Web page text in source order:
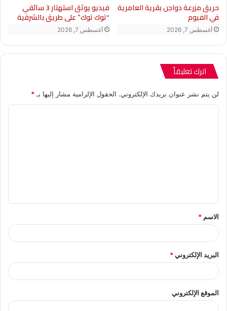
حريق مزرعة دواجن بقرية العامرية
في الفيوم
أغسطس 7, 2026
فيديو يوثق استهتار 3 سائقي
“توك توك” على طريق بالشرقية
أغسطس 7, 2026
اترك تعليقاً
لن يتم نشر عنوان بريدك الإلكتروني. الحقول الإلزامية مشار إليها بـ *
ق
*
الاسم *
البريد الإلكتروني*
الموقع الإلكتروني